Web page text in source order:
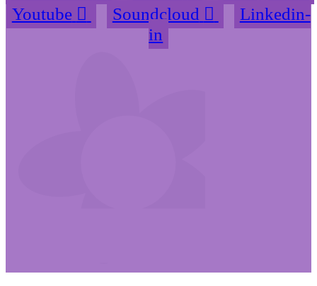
Youtube
Soundcloud
Linkedin-
in